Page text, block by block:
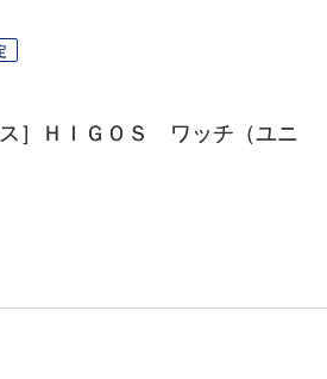
ス］ＨＩＧＯＳ ワッチ（ユニ